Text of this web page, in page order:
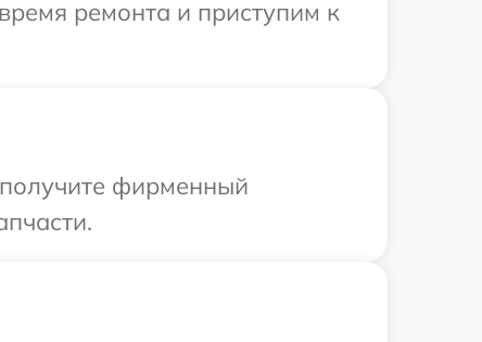
ремонта и приступим к
фирменный